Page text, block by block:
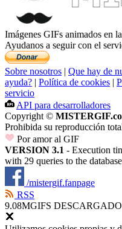
Imágenes GIFs animados en
Ayudanos a seguir con el
Sobre nosotros | Que hay de
ayuda? | Política de cookies |
servicio
API para desarrolladores
Copyright ©
Prohibida su reproducción
Por amor al GIF
VERSION 3.1 - Execution
with 29 queries to the
/mistergif.fanpage
RSS
9.08MGIFS